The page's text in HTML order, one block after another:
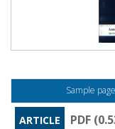
Sample page
ARTICLE
PDF